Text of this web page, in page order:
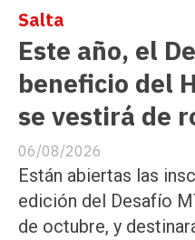
Este año, el
beneficio del
se vestirá de
Salta
06/08/2026
Están abiertas las
edición del Desafío
de octubre, y